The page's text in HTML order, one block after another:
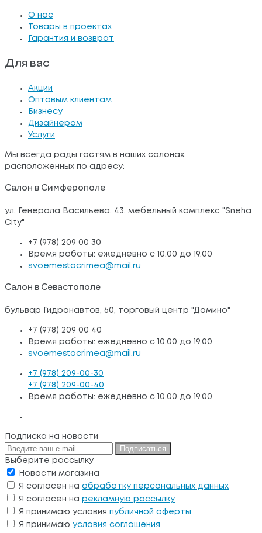
О нас
Товары в проектах
Гарантия и возврат
Для вас
Акции
Оптовым клиентам
Бизнесу
Дизайнерам
Услуги
Мы всегда рады гостям в наших салонах,
расположенных по адресу:
Салон в Симферополе
ул. Генерала Васильева, 43, мебельный комплекс "Sneha
City"
+7 (978) 209 00 30
Время работы: ежедневно с 10.00 до 19.00
svoemestocrimea@mail.ru
Салон в Севастополе
бульвар Гидронавтов, 60, торговый центр "Домино"
+7 (978) 209 00 40
Время работы: ежедневно с 10.00 до 19.00
svoemestocrimea@mail.ru
+7 (978) 209-00-30
+7 (978) 209-00-40
Время работы: ежедневно с 10.00 до 19.00
Подписка на новости
Подписаться
Выберите рассылку
Новости магазина
Я согласен на обработку персональных данных
Я согласен на рекламную рассылку
Я принимаю условия публичной оферты
Я принимаю условия соглашения